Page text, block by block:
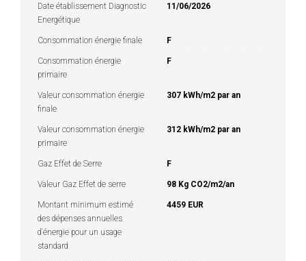
Date établissement Diagnostic
Energétique
11/06/2026
Consommation énergie finale F
Consommation énergie
primaire
F
Valeur consommation énergie
finale
307 kWh/m2 par an
Valeur consommation énergie
primaire
312 kWh/m2 par an
Gaz Effet de Serre F
Valeur Gaz Effet de serre 98 Kg CO2/m2/an
Montant minimum estimé
des dépenses annuelles
d'énergie pour un usage
standard
4459 EUR